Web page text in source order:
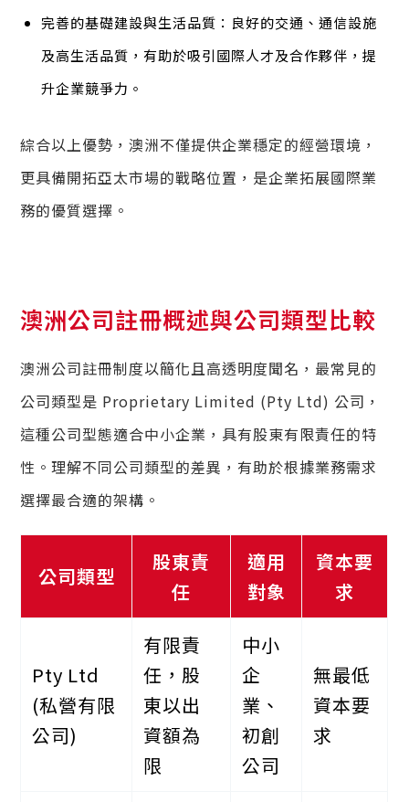
完善的基礎建設與生活品質：良好的交通、通信設施
及高生活品質，有助於吸引國際人才及合作夥伴，提
升企業競爭力。
綜合以上優勢，澳洲不僅提供企業穩定的經營環境，
更具備開拓亞太市場的戰略位置，是企業拓展國際業
務的優質選擇。
澳洲公司註冊概述與公司類型比較
澳洲公司註冊制度以簡化且高透明度聞名，最常見的
公司類型是 Proprietary Limited (Pty Ltd) 公司，
這種公司型態適合中小企業，具有股東有限責任的特
性。理解不同公司類型的差異，有助於根據業務需求
選擇最合適的架構。
公司類型
股東責
任
適用
對象
資本要
求
Pty Ltd
(私營有限
公司)
有限責
任，股
東以出
資額為
限
中小
企
業、
初創
公司
無最低
資本要
求